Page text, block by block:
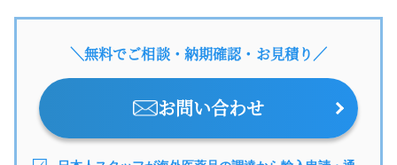
＼無料でご相談・納期確認・お見積り／
お問い合わせ